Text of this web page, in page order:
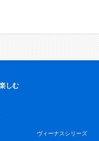
しむ
ヴィーナスシリーズ